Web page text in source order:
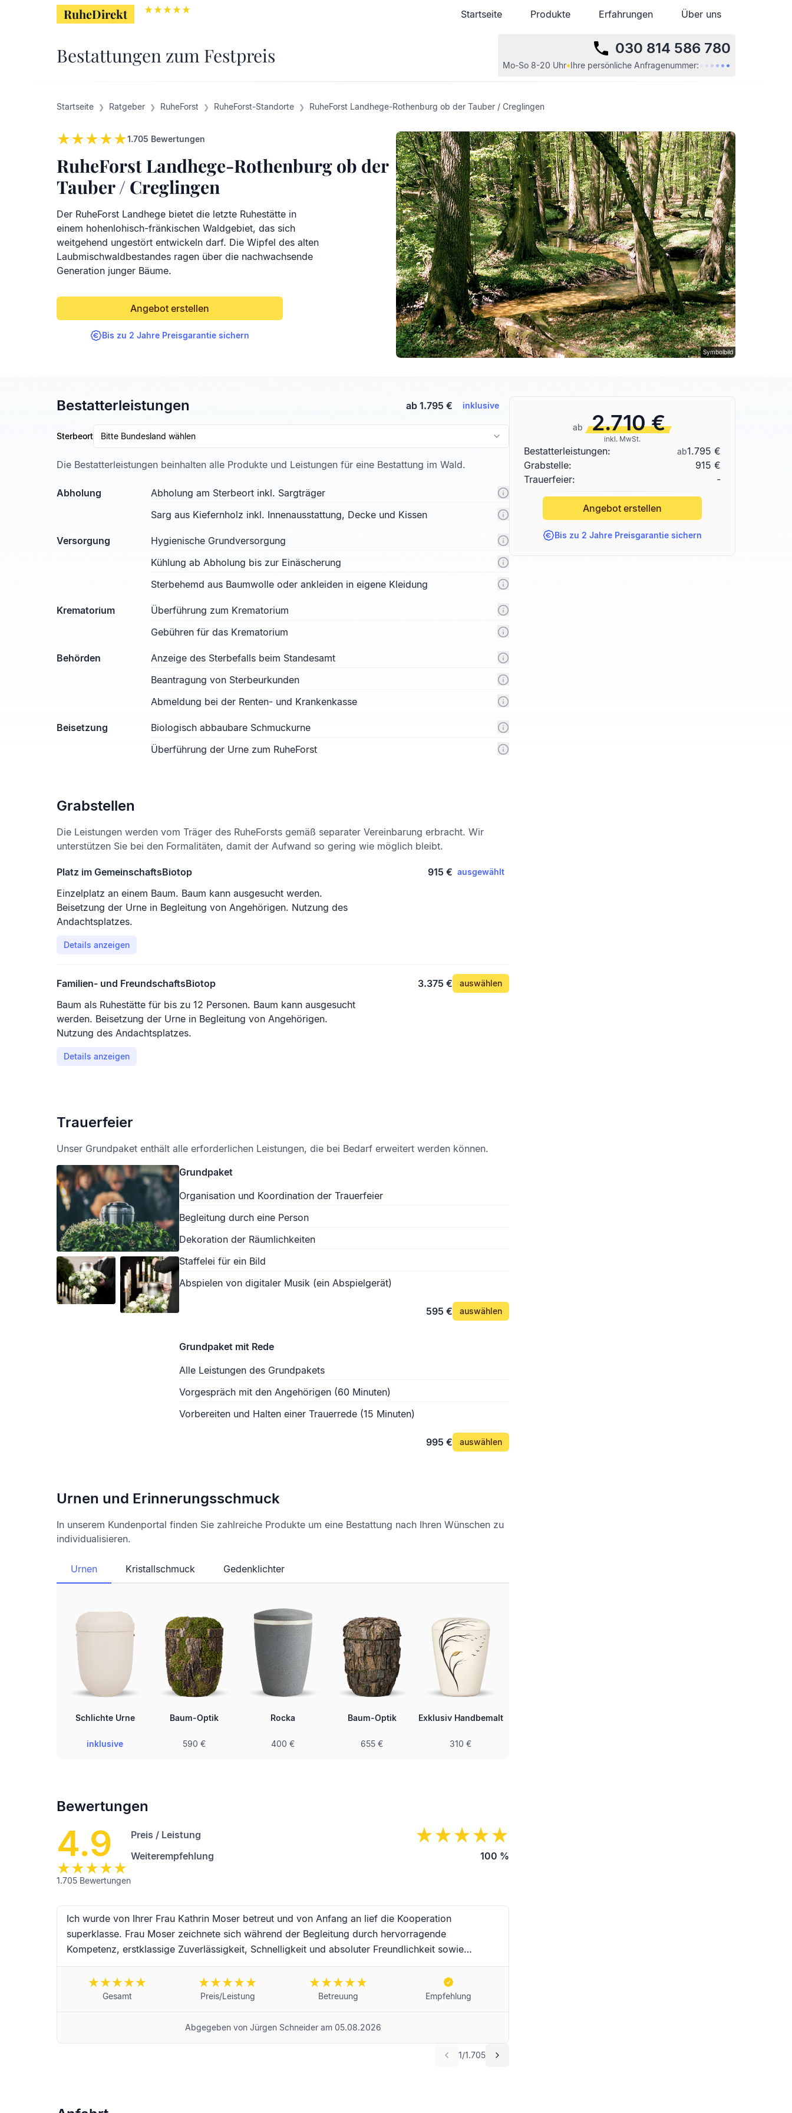
RuheDirekt Startseite Produkte Erfahrungen Über uns
Bestattungen zum Festpreis 030 814 586 780
Mo-So 8-20 Uhr•Ihre persönliche Anfragenummer: • • • • •
RuheDirekt Startseite Produkte Erfahrungen Über uns
Startseite Ratgeber RuheForst RuheForst-Standorte RuheForst Landhege-Rothenburg ob der Tauber / Creglingen
1.705 Bewertungen
RuheForst Landhege-Rothenburg ob der
Tauber / Creglingen
Der RuheForst Landhege bietet die letzte Ruhestätte in
einem hohenlohisch-fränkischen Waldgebiet, das sich
weitgehend ungestört entwickeln darf. Die Wipfel des alten
Laubmischwaldbestandes ragen über die nachwachsende
Generation junger Bäume.
Angebot erstellen
Bis zu 2 Jahre Preisgarantie sichern
Symbolbild
Bestatterleistungen ab 1.795 € inklusive
Sterbeort Bitte Bundesland wählen
Die Bestatterleistungen beinhalten alle Produkte und Leistungen für eine Bestattung im Wald.
Abholung
Abholung am Sterbeort inkl. Sargträger
Sarg aus Kiefernholz inkl. Innenausstattung, Decke und Kissen
Versorgung
Hygienische Grundversorgung
Kühlung ab Abholung bis zur Einäscherung
Sterbehemd aus Baumwolle oder ankleiden in eigene Kleidung
Krematorium
Überführung zum Krematorium
Gebühren für das Krematorium
Behörden
Anzeige des Sterbefalls beim Standesamt
Beantragung von Sterbeurkunden
Abmeldung bei der Renten- und Krankenkasse
Beisetzung
Biologisch abbaubare Schmuckurne
Überführung der Urne zum RuheForst
Grabstellen
Die Leistungen werden vom Träger des RuheForsts gemäß separater Vereinbarung erbracht. Wir
unterstützen Sie bei den Formalitäten, damit der Aufwand so gering wie möglich bleibt.
Platz im GemeinschaftsBiotop 915 € ausgewählt
Einzelplatz an einem Baum. Baum kann ausgesucht werden.
Beisetzung der Urne in Begleitung von Angehörigen. Nutzung des
Andachtsplatzes.
Details anzeigen
Familien- und FreundschaftsBiotop 3.375 € auswählen
Baum als Ruhestätte für bis zu 12 Personen. Baum kann ausgesucht
werden. Beisetzung der Urne in Begleitung von Angehörigen.
Nutzung des Andachtsplatzes.
Details anzeigen
Trauerfeier
Unser Grundpaket enthält alle erforderlichen Leistungen, die bei Bedarf erweitert werden können.
Grundpaket
Organisation und Koordination der Trauerfeier
Begleitung durch eine Person
Dekoration der Räumlichkeiten
Staffelei für ein Bild
Abspielen von digitaler Musik (ein Abspielgerät)
595 € auswählen
Grundpaket mit Rede
Alle Leistungen des Grundpakets
Vorgespräch mit den Angehörigen (60 Minuten)
Vorbereiten und Halten einer Trauerrede (15 Minuten)
995 € auswählen
Urnen und Erinnerungsschmuck
In unserem Kundenportal finden Sie zahlreiche Produkte um eine Bestattung nach Ihren Wünschen zu
individualisieren.
Urnen Kristallschmuck Gedenklichter
Schlichte Urne
inklusive
Baum-Optik
590 €
Rocka
400 €
Baum-Optik
655 €
Exklusiv Handbemalt
310 €
Bewertungen
4.9
1.705 Bewertungen
Preis / Leistung
Weiterempfehlung
100 %
1/1.705
Ich wurde von Ihrer Frau Kathrin Moser betreut und von Anfang an lief die Kooperation
superklasse. Frau Moser zeichnete sich während der Begleitung durch hervorragende
Kompetenz, erstklassige Zuverlässigkeit, Schnelligkeit und absoluter Freundlichkeit sowie
Einfühlungsvermögen aus. Vielen Dank an Frau Moser und das Team für die erstklassige
Begleitung während dieser schwierigen Trauer-Zeit. Für Frau Moser und das Unternehmen
wünsche ich alles erdenklich Gute und werde Sie selbstredend weiterempfehlen! Beste Grüße aus
Gesamt Preis/Leistung Betreuung Empfehlung
Abgegeben von Jürgen Schneideram 05.08.2026
ab 2.710 €
inkl. MwSt.
Bestatterleistungen: ab1.795 €
Grabstelle:
915 €
Trauerfeier:
-
Angebot erstellen
Bis zu 2 Jahre Preisgarantie sichern